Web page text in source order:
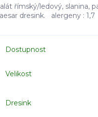
římský/ledový, slanina,
dresink. alergeny : 1,7
Dostupnost
Velikost
Dresink